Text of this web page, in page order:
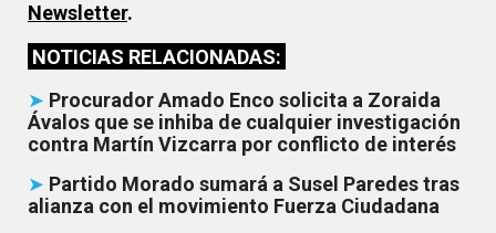
Newsletter.
NOTICIAS RELACIONADAS:
➤ Procurador Amado Enco solicita a Zoraida
Ávalos que se inhiba de cualquier investigación
contra Martín Vizcarra por conflicto de interés
➤ Partido Morado sumará a Susel Paredes tras
alianza con el movimiento Fuerza Ciudadana